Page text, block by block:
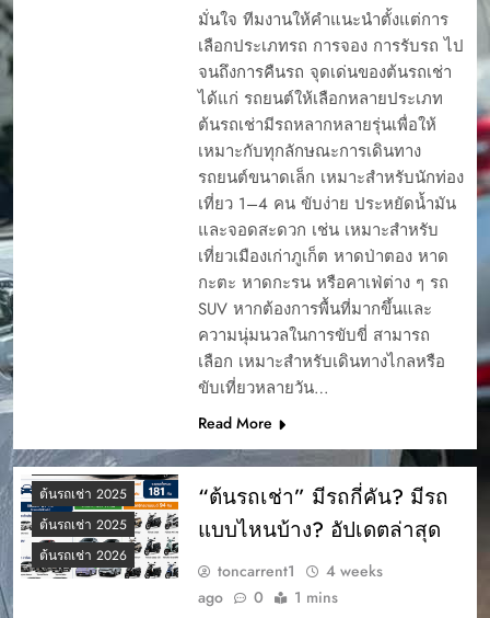
มั่นใจ ทีมงานให้คำแนะนำตั้งแต่การ
เลือกประเภทรถ การจอง การรับรถ ไป
จนถึงการคืนรถ จุดเด่นของต้นรถเช่า
ได้แก่ รถยนต์ให้เลือกหลายประเภท
ต้นรถเช่ามีรถหลากหลายรุ่นเพื่อให้
เหมาะกับทุกลักษณะการเดินทาง
รถยนต์ขนาดเล็ก เหมาะสำหรับนักท่อง
เที่ยว 1–4 คน ขับง่าย ประหยัดน้ำมัน
และจอดสะดวก เช่น เหมาะสำหรับ
เที่ยวเมืองเก่าภูเก็ต หาดป่าตอง หาด
กะตะ หาดกะรน หรือคาเฟ่ต่าง ๆ รถ
SUV หากต้องการพื้นที่มากขึ้นและ
ความนุ่มนวลในการขับขี่ สามารถ
เลือก เหมาะสำหรับเดินทางไกลหรือ
ขับเที่ยวหลายวัน…
Read More
ต้นรถเช่า 2025
ต้นรถเช่า 2025
ต้นรถเช่า 2025
ต้นรถเช่า 2026
“ต้นรถเช่า” มีรถกี่คัน? มีรถ
แบบไหนบ้าง? อัปเดตล่าสุด
toncarrent1
4 weeks
ago
0 1 mins